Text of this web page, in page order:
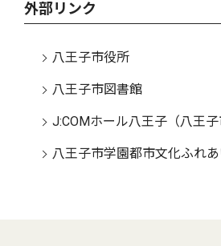
外部リンク
八王子市役所
八王子市図書館
J:COMホール八王子（八王子
八王子市学園都市文化ふれ